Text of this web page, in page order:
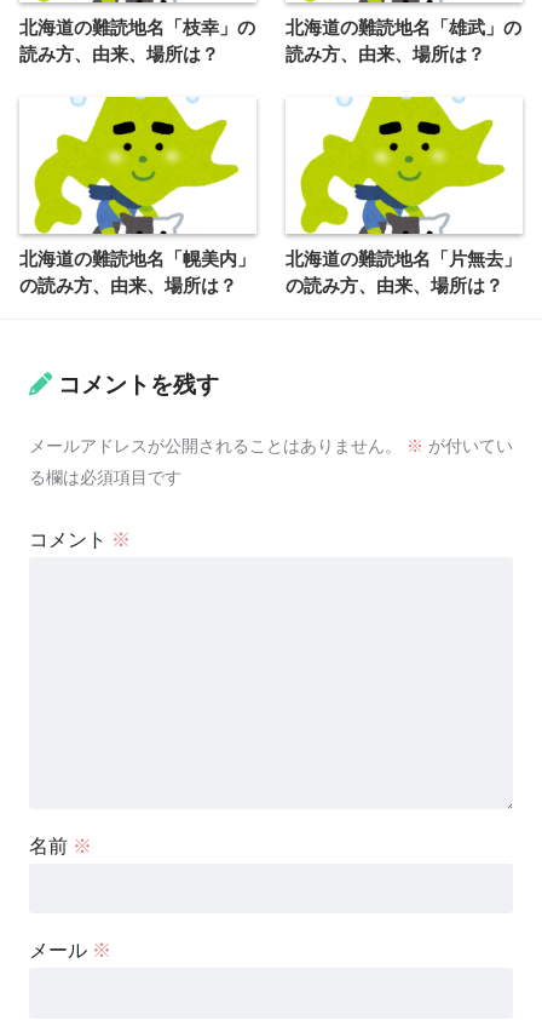
北海道の難読地名「枝幸」の
読み方、由来、場所は？
北海道の難読地名「雄武」の
読み方、由来、場所は？
北海道の難読地名「幌美内」
の読み方、由来、場所は？
北海道の難読地名「片無去」
の読み方、由来、場所は？
コメントを残す
メールアドレスが公開されることはありません。 ※ が付いてい
る欄は必須項目です
コメント ※
名前 ※
メール ※